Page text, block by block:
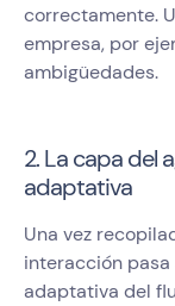
correctamente.
empresa, por
ambigüedades.
2. La capa del
adaptativa
Una vez
interacción
adaptativa del